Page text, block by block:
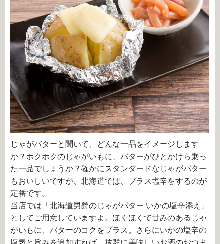
じゃがバターと聞いて、どんな一品をイメージします
か？ホクホクのじゃがいもに、バターがひとかけら乗っ
た一品でしょうか？確かにスタンダードなじゃがバター
もおいしいですが、北海道では、プラス塩辛をするのが
定番です。
当店では「北海道男爵のじゃがバター いかの塩辛添え」
としてご用意していますよ。ほくほくで甘みのあるじゃ
がいもに、バターのコクをプラス。さらにいかの塩辛の